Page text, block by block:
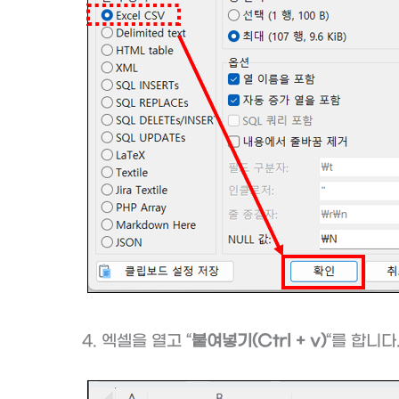
4. 엑셀을 열고 “붙여넣기(Ctrl + v)“를 합니